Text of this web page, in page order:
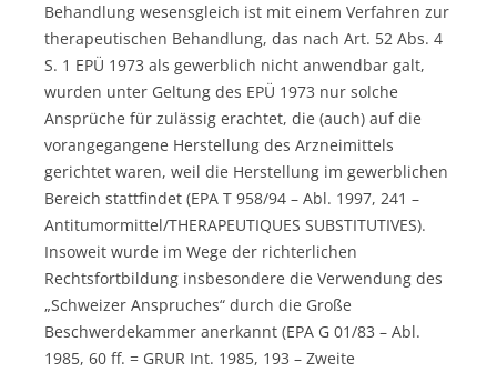
Behandlung wesensgleich ist mit einem Verfahren zur
therapeutischen Behandlung, das nach Art. 52 Abs. 4
S. 1 EPÜ 1973 als gewerblich nicht anwendbar galt,
wurden unter Geltung des EPÜ 1973 nur solche
Ansprüche für zulässig erachtet, die (auch) auf die
vorangegangene Herstellung des Arzneimittels
gerichtet waren, weil die Herstellung im gewerblichen
Bereich stattfindet (EPA T 958/94 – Abl. 1997, 241 –
Antitumormittel/THERAPEUTIQUES SUBSTITUTIVES).
Insoweit wurde im Wege der richterlichen
Rechtsfortbildung insbesondere die Verwendung des
„Schweizer Anspruches“ durch die Große
Beschwerdekammer anerkannt (EPA G 01/83 – Abl.
1985, 60 ff. = GRUR Int. 1985, 193 – Zweite